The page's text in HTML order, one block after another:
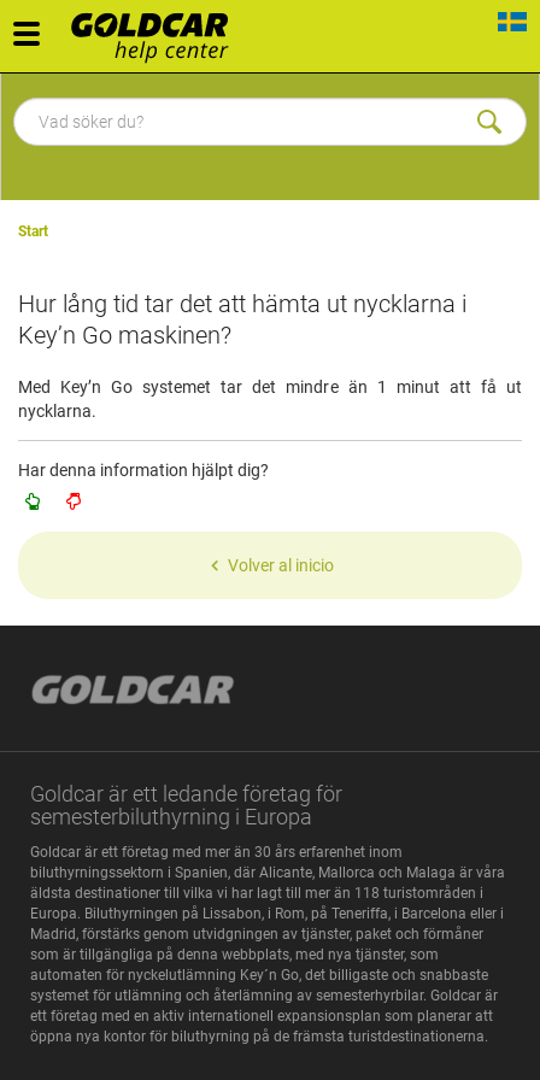
Toggle
navigation
Start
Hur lång tid tar det att hämta ut nycklarna i
Key’n Go maskinen?
Med Key’n Go systemet tar det mindre än 1 minut att få ut
nycklarna.
Har denna information hjälpt dig?
Volver al inicio
Goldcar är ett ledande företag för
semesterbiluthyrning i Europa
Goldcar är ett företag med mer än 30 års erfarenhet inom
biluthyrningssektorn i Spanien, där Alicante, Mallorca och Malaga är våra
äldsta destinationer till vilka vi har lagt till mer än 118 turistområden i
Europa. Biluthyrningen på Lissabon, i Rom, på Teneriffa, i Barcelona eller i
Madrid, förstärks genom utvidgningen av tjänster, paket och förmåner
som är tillgängliga på denna webbplats, med nya tjänster, som
automaten för nyckelutlämning Key´n Go, det billigaste och snabbaste
systemet för utlämning och återlämning av semesterhyrbilar. Goldcar är
ett företag med en aktiv internationell expansionsplan som planerar att
öppna nya kontor för biluthyrning på de främsta turistdestinationerna.